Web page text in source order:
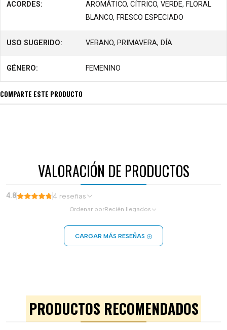
ACORDES:
AROMÁTICO, CÍTRICO, VERDE, FLORAL
BLANCO, FRESCO ESPECIADO
USO SUGERIDO: VERANO, PRIMAVERA, DÍA
GÉNERO: FEMENINO
COMPARTE ESTE PRODUCTO
VALORACIÓN DE PRODUCTOS
4.8 4 reseñas
Ordenar porRecién llegados
CARGAR MÁS RESEÑAS
PRODUCTOS RECOMENDADOS